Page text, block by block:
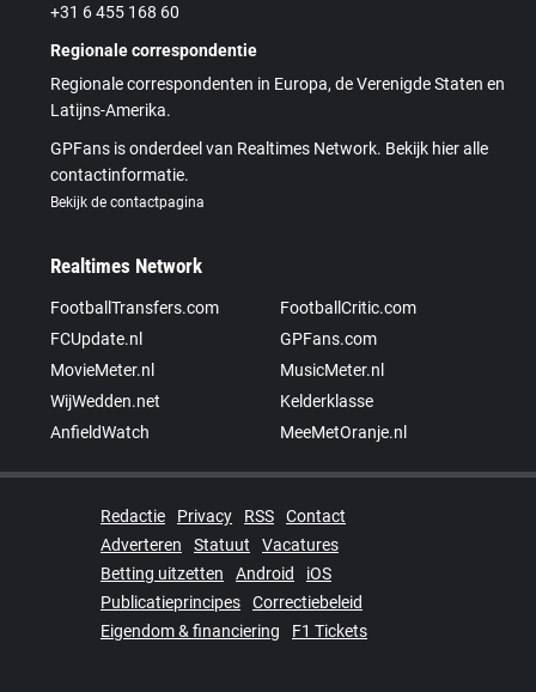
+31 6 455 168 60
Regionale correspondentie
Regionale correspondenten in Europa, de Verenigde Staten en
Latijns-Amerika.
GPFans is onderdeel van Realtimes Network. Bekijk hier alle
contactinformatie.
Bekijk de contactpagina
Realtimes Network
FootballTransfers.com
FootballCritic.com
FCUpdate.nl
GPFans.com
MovieMeter.nl
MusicMeter.nl
WijWedden.net
Kelderklasse
AnfieldWatch
MeeMetOranje.nl
Redactie Privacy RSS
Contact
Adverteren
Statuut
Vacatures
Betting uitzetten
Android
iOS
Publicatieprincipes
Correctiebeleid
Eigendom & financiering
F1 Tickets